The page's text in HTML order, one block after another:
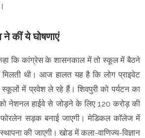
ने कीं ये घोषणाएं
कि कांग्रेस के शासनकाल में तो स्कूल में बैठने
मिलती थी। आज हालत यह है कि लोग प्राइवेट
में प्रवेश ले रहे हैं। शिवपुरी को पर्यटन का
नेशनल हाईवे से जोड़ने के लिए 120 करोड़ की
सड़क बनाई जाएगी। मेडिकल कॉलेज में
की जाएगी। खोड में कला-वाणिज्य-विज्ञान